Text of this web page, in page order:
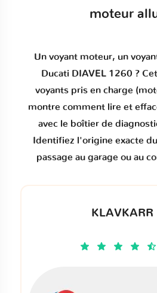
moteur
Un voyant moteur, un
Ducati DIAVEL 1260 ?
voyants pris en charge
montre comment lire et
avec le boîtier de
Identifiez l'origine exacte
passage au garage ou au
KLAVKARR